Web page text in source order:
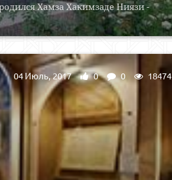
Хамза Хакимзаде Ниязи -
04 Июль, 2017 0 0 18474